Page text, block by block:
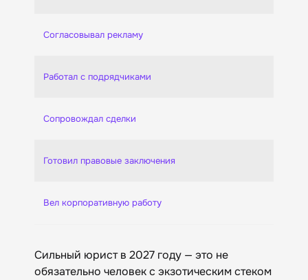
Согласовывал рекламу
Работал с подрядчиками
Сопровождал сделки
Готовил правовые заключения
Вел корпоративную работу
Сильный юрист в 2027 году — это не
обязательно человек с экзотическим стеком